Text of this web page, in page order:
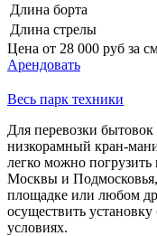
Длина борта
Длина стрелы
Цена от 28 000 руб за
Арендовать
Весь парк техники
Для перевозки бытовок
низкорамный кран-
легко можно
Москвы и Подмосковья,
площадке или любом
осуществить
условиях.